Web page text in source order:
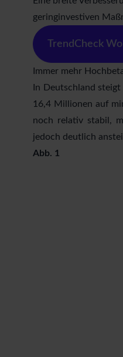
geringinvestiven
TrendCheck
Immer mehr
In Deutschland
16,4 Millionen auf
noch relativ stabil,
jedoch deutlich
Abb. 1